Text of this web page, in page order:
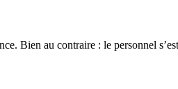
Bien au contraire : le personnel